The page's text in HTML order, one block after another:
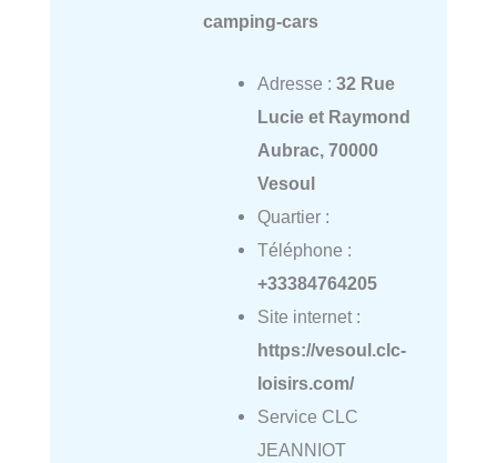
camping-cars
Adresse : 32 Rue
Lucie et Raymond
Aubrac, 70000
Vesoul
Quartier :
Téléphone :
+33384764205
Site internet :
https://vesoul.clc-
loisirs.com/
Service CLC
JEANNIOT